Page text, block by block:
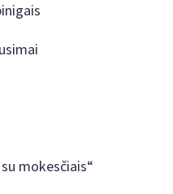
mokesčiais“